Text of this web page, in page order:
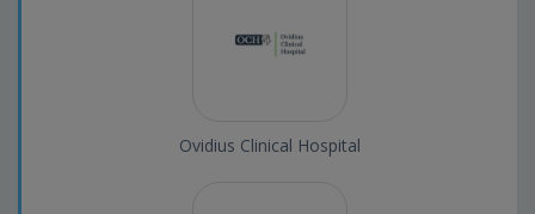
Ovidius Clinical Hospital